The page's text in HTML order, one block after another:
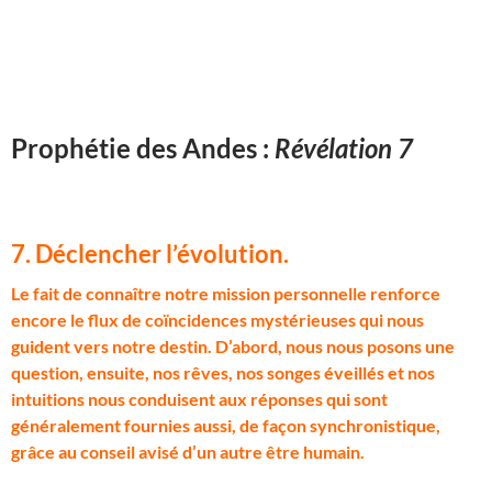
Prophétie des Andes : Révélation 7
7. Déclencher l’évolution.
L e fait de connaître notre mission personnelle renforce
encore le flux de coïncidences mystérieuses qui nous
guident vers notre destin. D’abord, nous nous posons une
question, ensuite, nos rêves, nos songes éveillés et nos
intuitions nous conduisent aux réponses qui sont
généralement fournies aussi, de façon synchronistique,
grâce au conseil avisé d’un autre être humain.